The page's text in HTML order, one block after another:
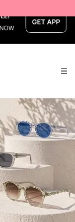
تاجر — Home page default h1 desc